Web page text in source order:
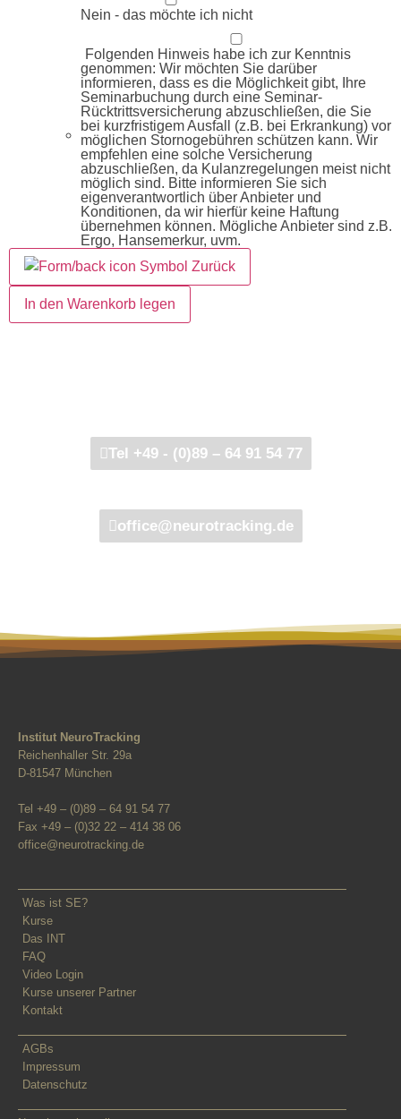
Nein - das möchte ich nicht
Folgenden Hinweis habe ich zur Kenntnis
genommen: Wir möchten Sie darüber
informieren, dass es die Möglichkeit gibt, Ihre
Seminarbuchung durch eine Seminar-
Rücktrittsversicherung abzuschließen, die Sie
bei kurzfristigem Ausfall (z.B. bei Erkrankung) vor
möglichen Stornogebühren schützen kann. Wir
empfehlen eine solche Versicherung
abzuschließen, da Kulanzregelungen meist nicht
möglich sind. Bitte informieren Sie sich
eigenverantwortlich über Anbieter und
Konditionen, da wir hierfür keine Haftung
übernehmen können. Mögliche Anbieter sind z.B.
Ergo, Hansemerkur, uvm.
Zurück
In den Warenkorb legen
Tel +49 - (0)89 – 64 91 54 77
office@neurotracking.de
Institut NeuroTracking
Reichenhaller Str. 29a
D-81547 München
Tel +49 – (0)89 – 64 91 54 77
Fax +49 – (0)32 22 – 414 38 06
office@neurotracking.de
Was ist SE?
Kurse
Das INT
FAQ
Video Login
Kurse unserer Partner
Kontakt
AGBs
Impressum
Datenschutz